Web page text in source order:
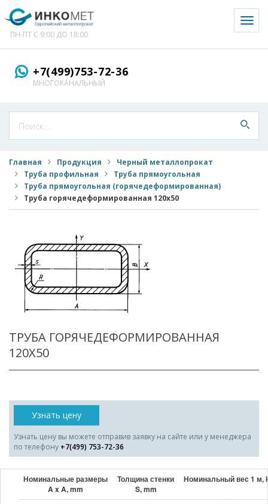
ПН-ПТ С 9:00 ДО 18:00
+7(499)753-72-36
МНОГОКАНАЛЬНЫЙ
Главная Продукция
Черный металлопрокат
Труба профильная
Труба прямоугольная
Труба прямоугольная (горячедеформированная)
Труба горячедеформированная 120x50
ТРУБА ГОРЯЧЕДЕФОРМИРОВАННАЯ
120X50
Узнать цену
Узнать цену вы можете отправив заявку на сайте или у менеджера
по телефону +7(499) 753-72-36
Номинальные размеры
A x A, mm
Толщина стенки
S, mm
Номинальный веc 1 м,